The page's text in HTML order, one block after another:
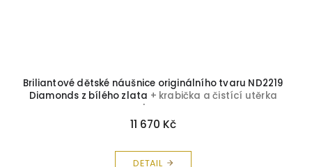
Briliantové dětské náušnice originálního tvaru ND2219
Diamonds z bílého zlata + krabička a čistící utěrka
zdarma
11 670 Kč
DETAIL